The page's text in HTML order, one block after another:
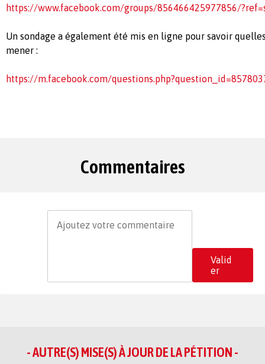
https://www.facebook.com/groups/856466425977856/
Un sondage a également été mis en ligne pour savoir
mener :
https://m.facebook.com/
Commentaires
Valid
er
- AUTRE(S) MISE(S) À JOUR DE LA PÉTITION -